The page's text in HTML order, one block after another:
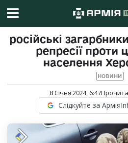
російські
репресії проти
населення
НОВИНИ
8 Січня 2024, 6:47
Слідкуйте за